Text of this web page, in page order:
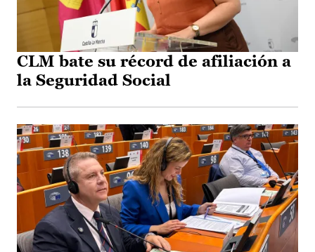
CLM bate su récord de afiliación a
la Seguridad Social